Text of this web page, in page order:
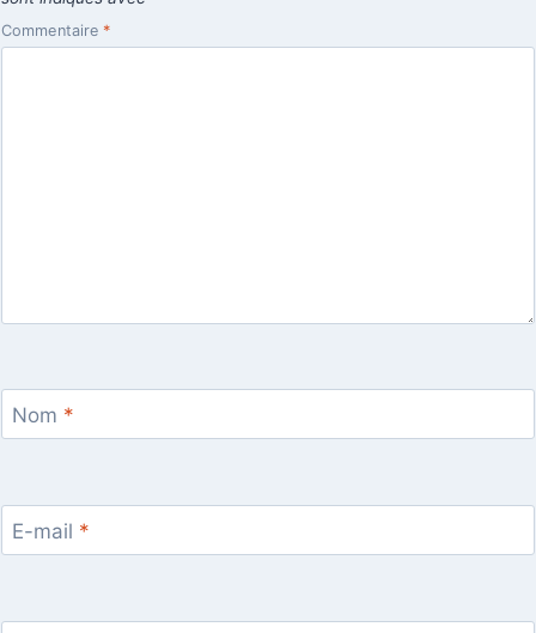
Commentaire *
Nom *
E-mail *